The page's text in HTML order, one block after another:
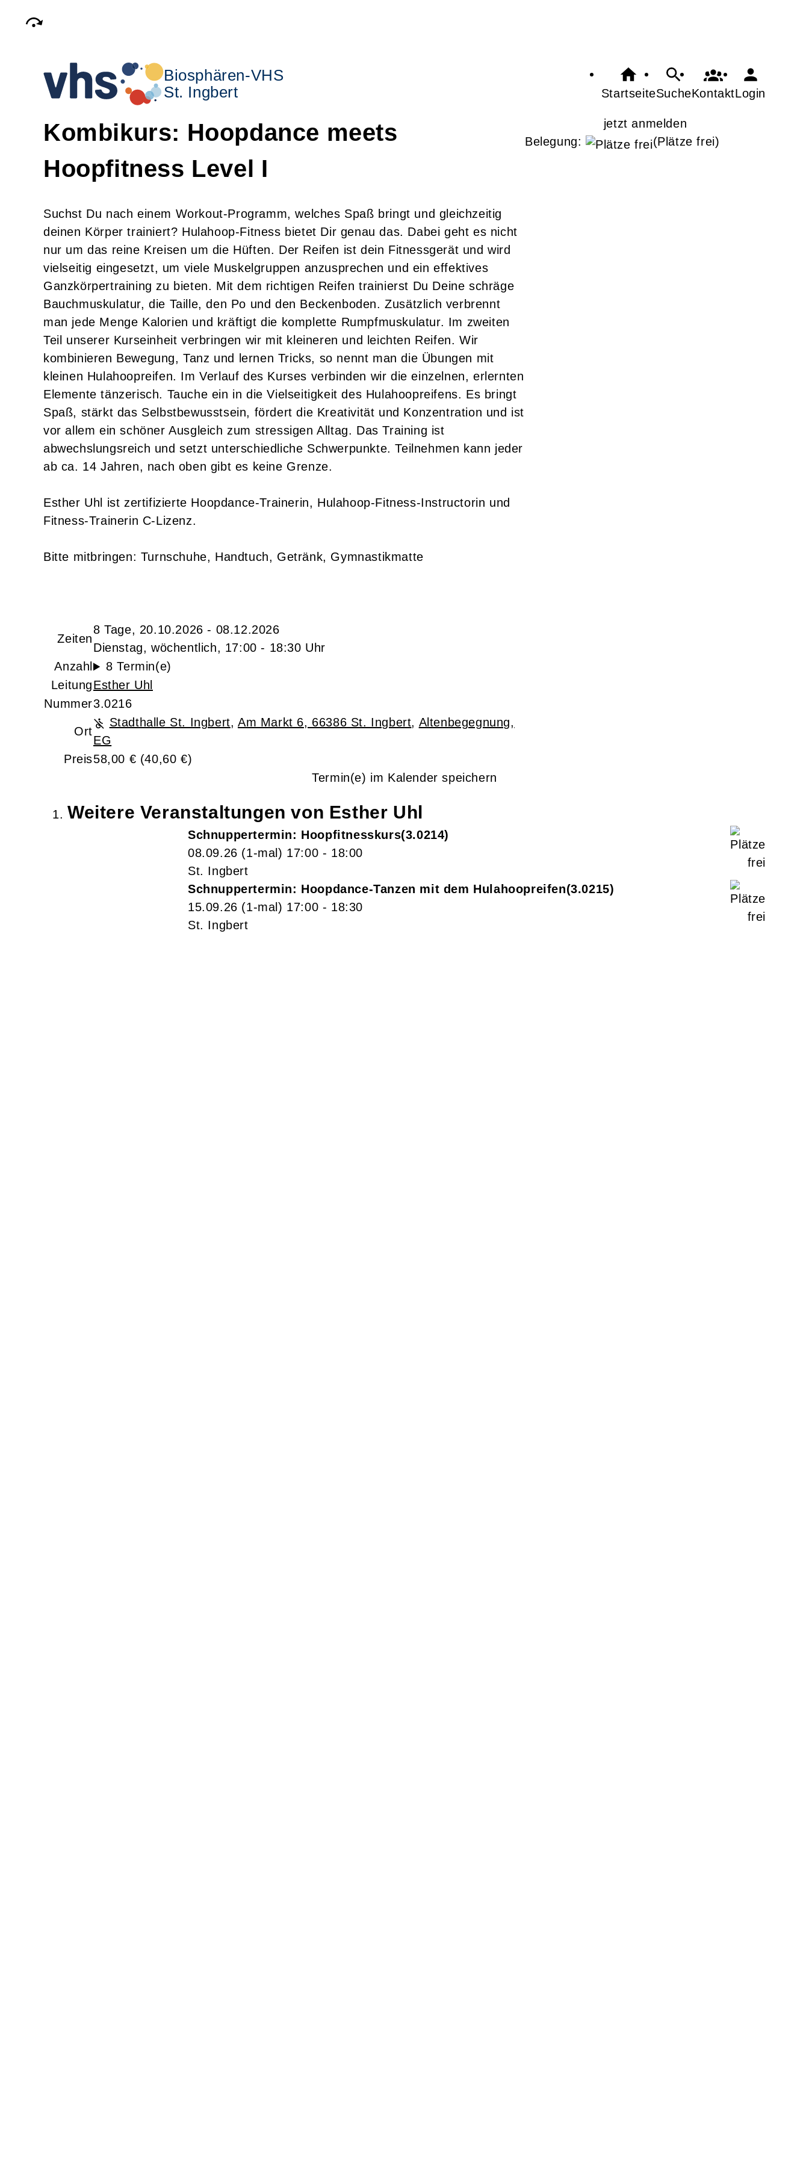
Biosphären-VHS
St. Ingbert
StartseiteSucheKontaktLogin
Kombikurs: Hoopdance meets
Hoopfitness Level I
Suchst Du nach einem Workout-Programm, welches Spaß bringt und gleichzeitig
deinen Körper trainiert? Hulahoop-Fitness bietet Dir genau das. Dabei geht es nicht
nur um das reine Kreisen um die Hüften. Der Reifen ist dein Fitnessgerät und wird
vielseitig eingesetzt, um viele Muskelgruppen anzusprechen und ein effektives
Ganzkörpertraining zu bieten. Mit dem richtigen Reifen trainierst Du Deine schräge
Bauchmuskulatur, die Taille, den Po und den Beckenboden. Zusätzlich verbrennt
man jede Menge Kalorien und kräftigt die komplette Rumpfmuskulatur. Im zweiten
Teil unserer Kurseinheit verbringen wir mit kleineren und leichten Reifen. Wir
kombinieren Bewegung, Tanz und lernen Tricks, so nennt man die Übungen mit
kleinen Hulahoopreifen. Im Verlauf des Kurses verbinden wir die einzelnen, erlernten
Elemente tänzerisch. Tauche ein in die Vielseitigkeit des Hulahoopreifens. Es bringt
Spaß, stärkt das Selbstbewusstsein, fördert die Kreativität und Konzentration und ist
vor allem ein schöner Ausgleich zum stressigen Alltag. Das Training ist
abwechslungsreich und setzt unterschiedliche Schwerpunkte. Teilnehmen kann jeder
ab ca. 14 Jahren, nach oben gibt es keine Grenze.
Esther Uhl ist zertifizierte Hoopdance-Trainerin, Hulahoop-Fitness-Instructorin und
Fitness-Trainerin C-Lizenz.
Bitte mitbringen: Turnschuhe, Handtuch, Getränk, Gymnastikmatte
Zeiten
8 Tage, 20.10.2026 - 08.12.2026
Dienstag, wöchentlich, 17:00 - 18:30 Uhr
Anzahl
8 Termin(e)
LeitungEsther Uhl
Nummer3.0216
Ort
Stadthalle St. Ingbert,Am Markt 6, 66386 St. Ingbert, Altenbegegnung,
EG
Preis58,00 € (40,60 €)
jetzt anmelden
Belegung:
(Plätze frei)
Termin(e) im Kalender speichern
Weitere Veranstaltungen von Esther Uhl
Schnuppertermin: Hoopfitnesskurs 3.0214
08.09.26 (1-mal) 17:00 - 18:00
St. Ingbert
Schnuppertermin: Hoopdance-Tanzen mit dem Hulahoopreifen 3.0215
15.09.26 (1-mal) 17:00 - 18:30
St. Ingbert